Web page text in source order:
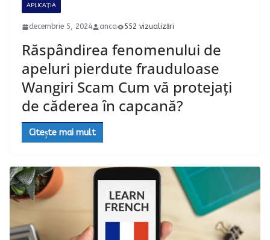
APLICAȚIA
decembrie 5, 2024 anca 552 vizualizări
Răspândirea fenomenului de
apeluri pierdute frauduloase
Wangiri Scam Cum vă protejați
de căderea în capcană?
Citește mai mult